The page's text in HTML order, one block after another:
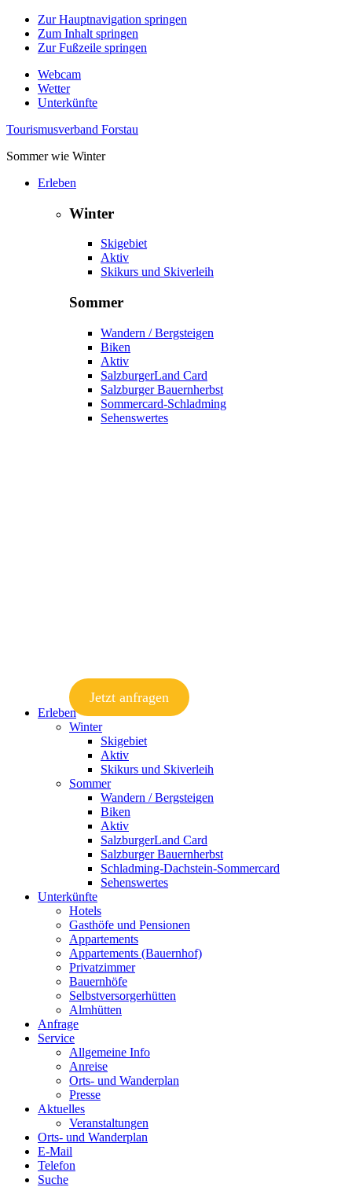
Zur Hauptnavigation springen
Zum Inhalt springen
Zur Fußzeile springen
Webcam
Wetter
Unterkünfte
Tourismusverband Forstau
Sommer wie Winter
Erleben
Winter
Skigebiet
Aktiv
Skikurs und Skiverleih
Sommer
Wandern / Bergsteigen
Biken
Aktiv
SalzburgerLand Card
Salzburger Bauernherbst
Sommercard-Schladming
Sehenswertes
Jetzt anfragen
Erleben
Winter
Skigebiet
Aktiv
Skikurs und Skiverleih
Sommer
Wandern / Bergsteigen
Biken
Aktiv
SalzburgerLand Card
Salzburger Bauernherbst
Schladming-Dachstein-Sommercard
Sehenswertes
Unterkünfte
Hotels
Gasthöfe und Pensionen
Appartements
Appartements (Bauernhof)
Privatzimmer
Bauernhöfe
Selbstversorgerhütten
Almhütten
Anfrage
Service
Allgemeine Info
Anreise
Orts- und Wanderplan
Presse
Aktuelles
Veranstaltungen
Orts- und Wanderplan
E-Mail
Telefon
Suche